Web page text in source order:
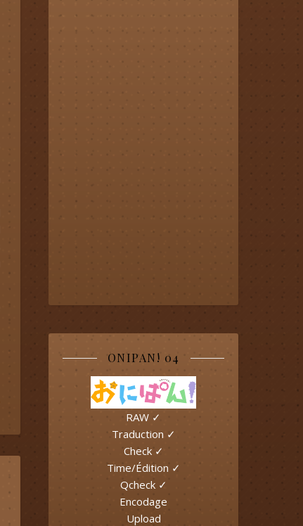
ONIPAN! 04
RAW ✓
Traduction ✓
Check ✓
Time/Édition ✓
Qcheck ✓
Encodage
Upload